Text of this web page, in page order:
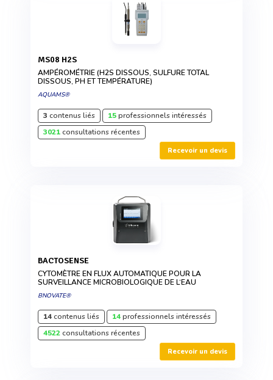
MS08 H2S
AMPÉROMÉTRIE (H2S DISSOUS, SULFURE TOTAL
DISSOUS, PH ET TEMPÉRATURE)
AQUAMS®
3 contenus liés 15professionnels intéressés
3021consultations récentes
Recevoir un devis
BACTOSENSE
CYTOMÈTRE EN FLUX AUTOMATIQUE POUR LA
SURVEILLANCE MICROBIOLOGIQUE DE L‘EAU
BNOVATE®
14contenus liés 14professionnels intéressés
4522consultations récentes
Recevoir un devis